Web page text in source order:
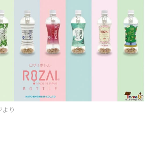
より